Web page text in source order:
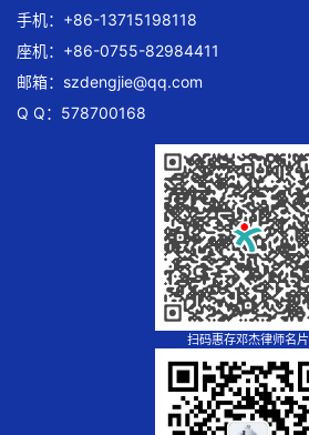
手机：+86-13715198118
座机：+86-0755-82984411
邮箱： szdengjie@qq.com
Q Q：578700168
扫码惠存邓杰律师名片